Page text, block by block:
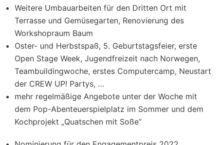
Weitere Umbauarbeiten für den Dritten Ort mit
Terrasse und Gemüsegarten, Renovierung des
Workshopraum Baum
Oster- und Herbstspaß, 5. Geburtstagsfeier, erste
Open Stage Week, Jugendfreizeit nach Norwegen,
Teambuildingwoche, erstes Computercamp, Neustart
der CREW UP! Partys, …
mehr regelmäßige Angebote unter der Woche mit
dem Pop-Abenteuerspielplatz im Sommer und dem
Kochprojekt „Quatschen mit Soße“